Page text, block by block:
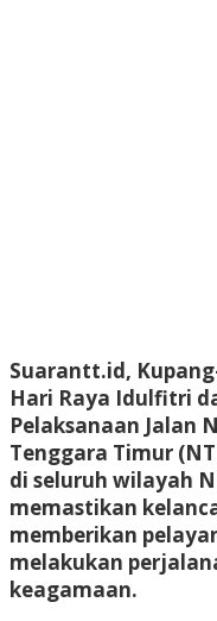
Suarantt.id, Kupang
Hari Raya Idulfitri
Pelaksanaan Jalan
Tenggara Timur
di seluruh wilayah
memastikan
memberikan
melakukan
keagamaan.